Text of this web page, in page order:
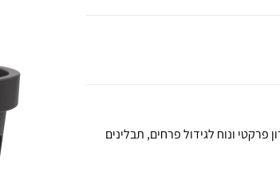
ונוח לגידול פרחים, תבלינים